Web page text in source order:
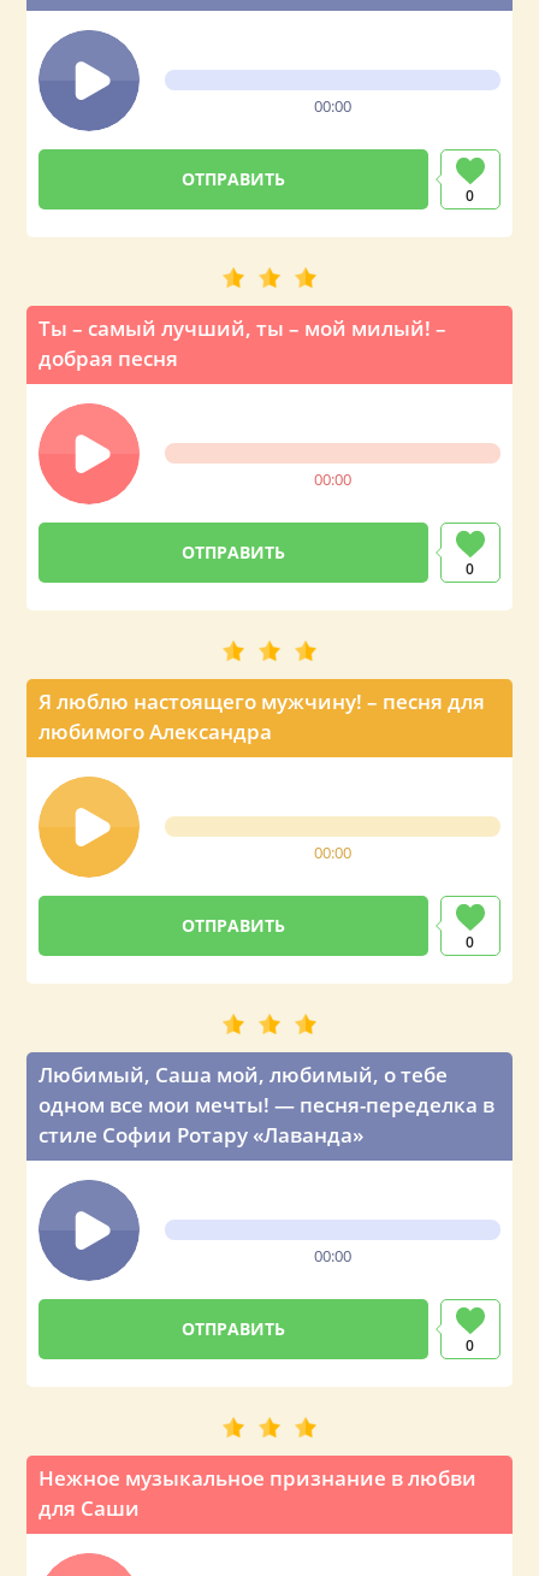
00:00
0
Ты – самый лучший, ты – мой милый! –
добрая песня
00:00
0
Я люблю настоящего мужчину! – песня для
любимого Александра
00:00
0
Любимый, Саша мой, любимый, о тебе
одном все мои мечты! — песня-переделка в
стиле Софии Ротару «Лаванда»
00:00
0
Нежное музыкальное признание в любви
для Саши